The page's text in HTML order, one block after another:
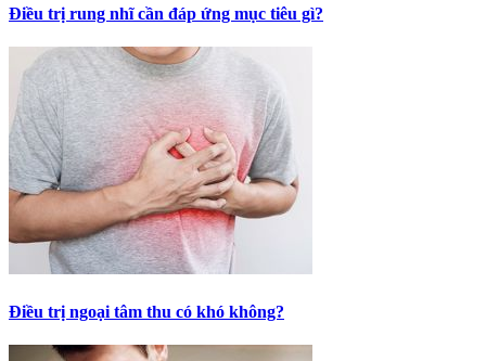
Điều trị rung nhĩ cần đáp ứng mục tiêu gì?
Điều trị ngoại tâm thu có khó không?